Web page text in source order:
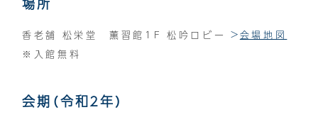
香老舗 松栄堂 薫習館1F 松吟ロビー
会場地図
※入館無料
会期（令和2年）